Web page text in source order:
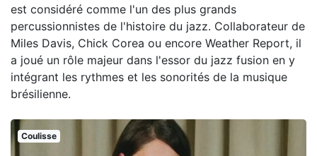
est considéré comme l'un des plus grands
percussionnistes de l'histoire du jazz. Collaborateur de
Miles Davis, Chick Corea ou encore Weather Report, il
a joué un rôle majeur dans l'essor du jazz fusion en y
intégrant les rythmes et les sonorités de la musique
brésilienne.
Coulisse